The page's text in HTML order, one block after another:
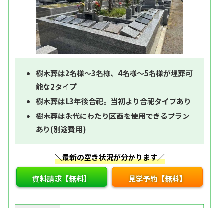
樹木葬は2名様～3名様、4名様～5名様が埋葬可
能な2タイプ
樹木葬は13年後合祀。当初より合祀タイプあり
樹木葬は永代にわたり区画を使用できるプラン
あり(別途費用)
＼最新の空き状況が分かります／
資料請求【無料】 見学予約【無料】